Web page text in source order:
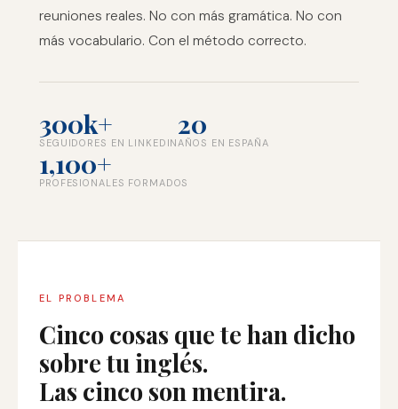
reuniones reales. No con más gramática. No con
más vocabulario. Con el método correcto.
300k+
SEGUIDORES EN LINKEDIN
20
AÑOS EN ESPAÑA
1,100+
PROFESIONALES FORMADOS
EL PROBLEMA
Cinco cosas que te han dicho
sobre tu inglés.
Las cinco son mentira.